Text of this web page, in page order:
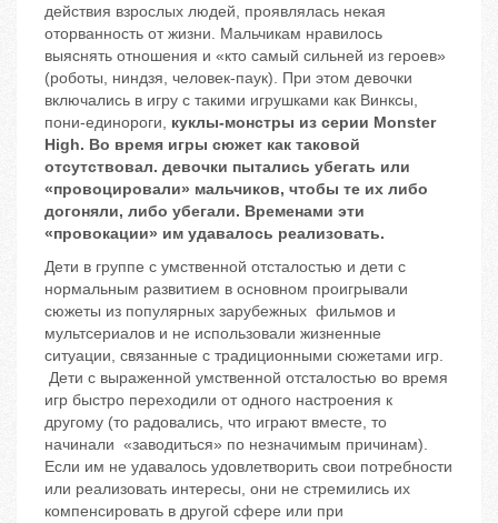
действия взрослых людей, проявлялась некая
оторванность от жизни. Мальчикам нравилось
выяснять отношения и «кто самый сильней из героев»
(роботы, ниндзя, человек-паук). При этом девочки
включались в игру с такими игрушками как Винксы,
пони-единороги, куклы-монстры из серии Monster
High. Во время игры сюжет как таковой
отсутствовал. девочки пытались убегать или
«провоцировали» мальчиков, чтобы те их либо
догоняли, либо убегали. Временами эти
«провокации» им удавалось реализовать.
Дети в группе с умственной отсталостью и дети с
нормальным развитием в основном проигрывали
сюжеты из популярных зарубежных фильмов и
мультсериалов и не использовали жизненные
ситуации, связанные с традиционными сюжетами игр.
Дети с выраженной умственной отсталостью во время
игр быстро переходили от одного настроения к
другому (то радовались, что играют вместе, то
начинали «заводиться» по незначимым причинам).
Если им не удавалось удовлетворить свои потребности
или реализовать интересы, они не стремились их
компенсировать в другой сфере или при